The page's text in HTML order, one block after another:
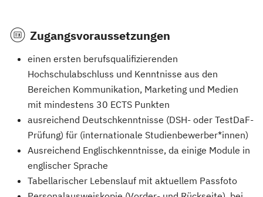
Zugangsvoraussetzungen
einen ersten berufsqualifizierenden
Hochschulabschluss und Kenntnisse aus den
Bereichen Kommunikation, Marketing und Medien
mit mindestens 30 ECTS Punkten
ausreichend Deutschkenntnisse (DSH- oder TestDaF-
Prüfung) für (internationale Studienbewerber*innen)
Ausreichend Englischkenntnisse, da einige Module in
englischer Sprache
Tabellarischer Lebenslauf mit aktuellem Passfoto